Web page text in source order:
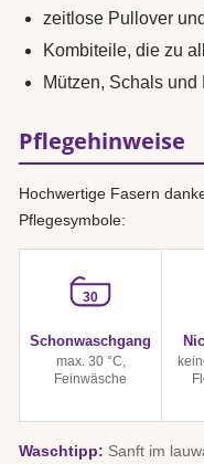
zeitlose Pullover
Kombiteile, die zu
Mützen, Schals
Pflegehinweise
Hochwertige Fasern
Pflegesymbole:
30
Schonwaschgang
max. 30 °C,
Feinwäsche
Waschtipp: Sanft im